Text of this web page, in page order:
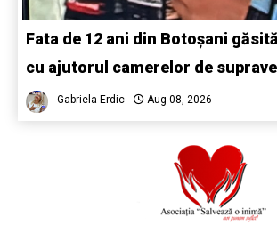
Fata de 12 ani din Botoșani
cu ajutorul camerelor de
Gabriela Erdic Aug 08, 2026